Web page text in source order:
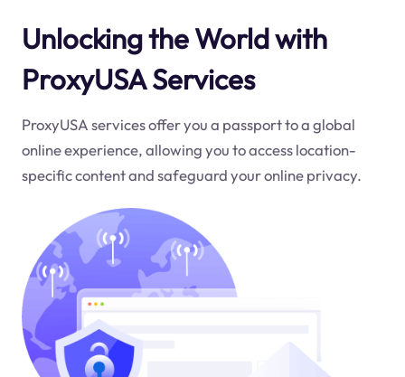
Unlocking the World with
ProxyUSA Services
ProxyUSA services offer you a passport to a global
online experience, allowing you to access location-
specific content and safeguard your online privacy.